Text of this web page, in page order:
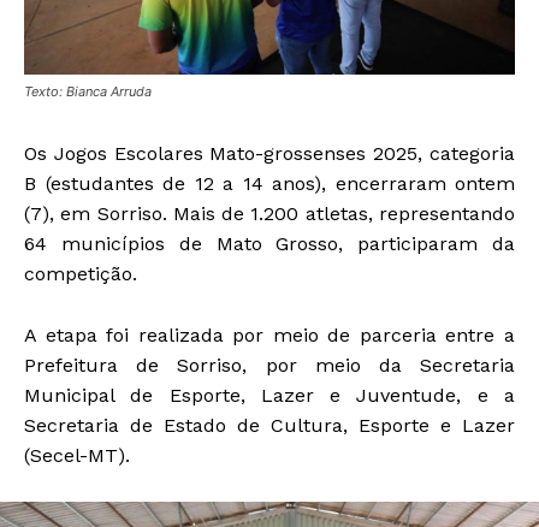
Texto: Bianca Arruda
Os Jogos Escolares Mato-grossenses 2025, categoria
B (estudantes de 12 a 14 anos), encerraram ontem
(7), em Sorriso. Mais de 1.200 atletas, representando
64 municípios de Mato Grosso, participaram da
competição.
A etapa foi realizada por meio de parceria entre a
Prefeitura de Sorriso, por meio da Secretaria
Municipal de Esporte, Lazer e Juventude, e a
Secretaria de Estado de Cultura, Esporte e Lazer
(Secel-MT).